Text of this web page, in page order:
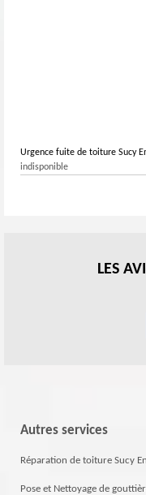
Urgence fuite de toiture Sucy
indisponible
LES
Autres services
Réparation de toiture Sucy
Pose et Nettoyage de